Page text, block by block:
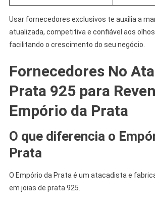
Usar fornecedores exclusivos te auxilia a
atualizada, competitiva e confiável aos
facilitando o crescimento do seu negócio.
Fornecedores No
Prata 925 para
Empório da Prata
O que diferencia o
Prata
O Empório da Prata é um atacadista e
em joias de prata 925.